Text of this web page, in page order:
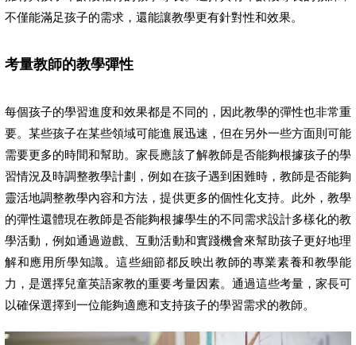
不僅能滿足孩子的需求，還能讓教學更有針對性和效果。
考量教師的教學彈性
每個孩子的學習進度和效果都是不同的，因此教學的彈性也非常重
要。某些孩子在某些領域可能進展迅速，但在另外一些方面則可能
需要更多的時間和幫助。家長應該了解教師是否能夠根據孩子的學
習情況及時調整教學計劃，例如在孩子遇到困難時，教師是否能夠
靈活地調整教學內容和方法，提供更多的個性化支持。此外，教學
的彈性還體現在教師是否能夠根據學生的不同需求設計多樣化的教
學活動，例如通過遊戲、互動活動和實踐機會來幫助孩子更好地理
解和應用所學知識。這些細節都反映出教師的專業素養和教學能
力，是選擇兒童英語家教的重要考量因素。通過這些考量，家長可
以確保選擇到一位能夠適應和支持孩子的學習需求的教師。